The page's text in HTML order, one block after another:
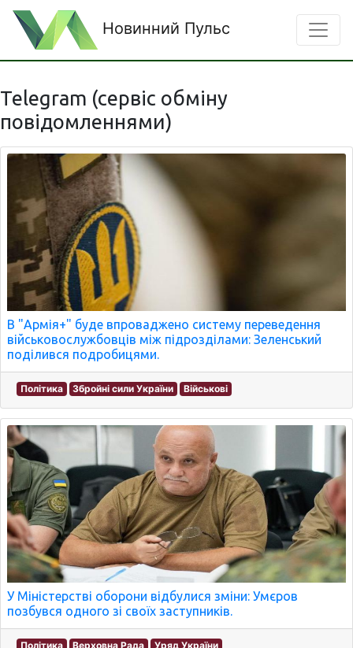
Новинний Пульс
Telegram (сервіс обміну
повідомленнями)
В "Армія+" буде впроваджено систему переведення
військовослужбовців між підрозділами: Зеленський
поділився подробицями.
Політика Збройні сили України Військові
У Міністерстві оборони відбулися зміни: Умєров
позбувся одного зі своїх заступників.
Політика Верховна Рада Уряд України